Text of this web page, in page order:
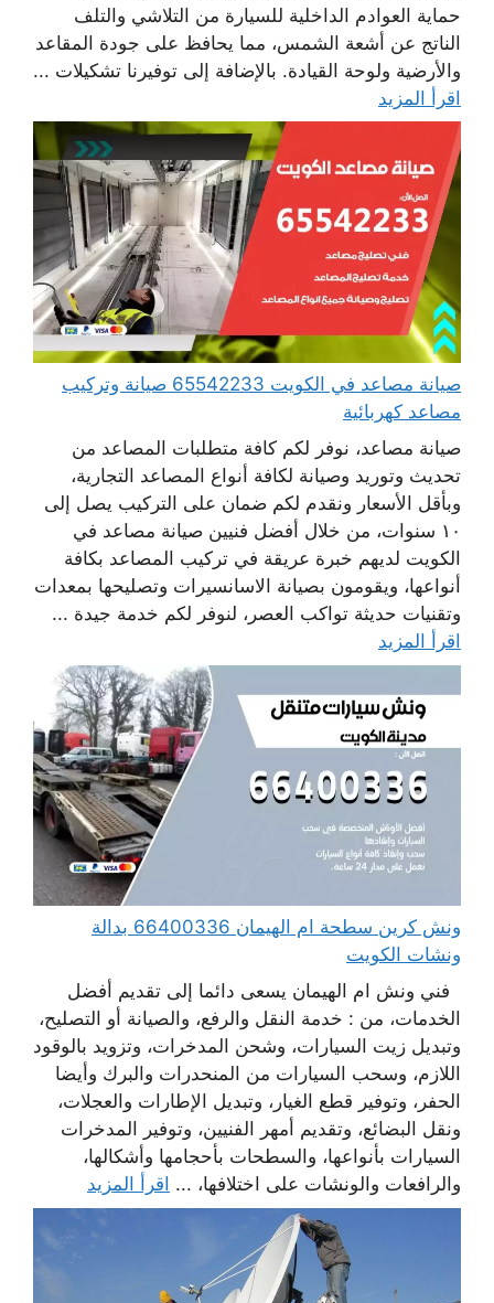
حماية العوادم الداخلية للسيارة من التلاشي والتلف
الناتج عن أشعة الشمس، مما يحافظ على جودة المقاعد
والأرضية ولوحة القيادة. بالإضافة إلى توفيرنا تشكيلات ...
اقرأ المزيد
صيانة مصاعد في الكويت 65542233 صيانة وتركيب
مصاعد كهربائية
صيانة مصاعد، نوفر لكم كافة متطلبات المصاعد من
تحديث وتوريد وصيانة لكافة أنواع المصاعد التجارية،
وبأقل الأسعار ونقدم لكم ضمان على التركيب يصل إلى
١٠ سنوات، من خلال أفضل فنيين صيانة مصاعد في
الكويت لديهم خبرة عريقة في تركيب المصاعد بكافة
أنواعها، ويقومون بصيانة الاسانسيرات وتصليحها بمعدات
وتقنيات حديثة تواكب العصر، لنوفر لكم خدمة جيدة ...
اقرأ المزيد
ونش كرين سطحة ام الهيمان 66400336 بدالة
ونشات الكويت
فني ونش ام الهيمان يسعى دائما إلى تقديم أفضل
الخدمات، من : خدمة النقل والرفع، والصيانة أو التصليح،
وتبديل زيت السيارات، وشحن المدخرات، وتزويد بالوقود
اللازم، وسحب السيارات من المنحدرات والبرك وأيضا
الحفر، وتوفير قطع الغيار، وتبديل الإطارات والعجلات،
ونقل البضائع، وتقديم أمهر الفنيين، وتوفير المدخرات
السيارات بأنواعها، والسطحات بأحجامها وأشكالها،
والرافعات والونشات على اختلافها، ... اقرأ المزيد